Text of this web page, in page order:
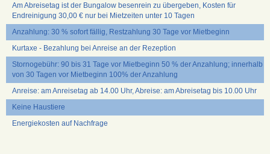
Am Abreisetag ist der Bungalow besenrein zu übergeben, Kosten für
Endreinigung 30,00 € nur bei Mietzeiten unter 10 Tagen
Anzahlung: 30 % sofort fällig, Restzahlung 30 Tage vor Mietbeginn
Kurtaxe - Bezahlung bei Anreise an der Rezeption
Stornogebühr: 90 bis 31 Tage vor Mietbeginn 50 % der Anzahlung; innerhalb
von 30 Tagen vor Mietbeginn 100% der Anzahlung
Anreise: am Anreisetag ab 14.00 Uhr, Abreise: am Abreisetag bis 10.00 Uhr
Keine Haustiere
Energiekosten auf Nachfrage